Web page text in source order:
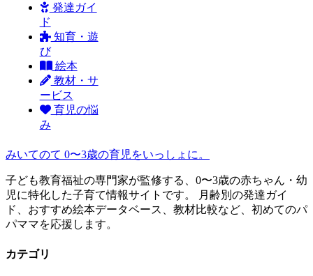
発達ガイ
ド
知育・遊
び
絵本
教材・サ
ービス
育児の悩
み
みいてのて 0〜3歳の育児をいっしょに。
子ども教育福祉の専門家が監修する、0〜3歳の赤ちゃん・幼
児に特化した子育て情報サイトです。 月齢別の発達ガイ
ド、おすすめ絵本データベース、教材比較など、初めてのパ
パママを応援します。
カテゴリ